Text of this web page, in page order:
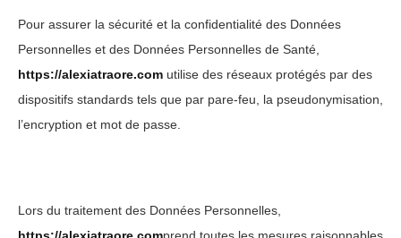
Pour assurer la sécurité et la confidentialité des Données
Personnelles et des Données Personnelles de Santé,
https://alexiatraore.com utilise des réseaux protégés par des
dispositifs standards tels que par pare-feu, la pseudonymisation,
l’encryption et mot de passe.
Lors du traitement des Données Personnelles,